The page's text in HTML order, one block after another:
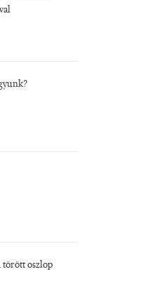
törött oszlop